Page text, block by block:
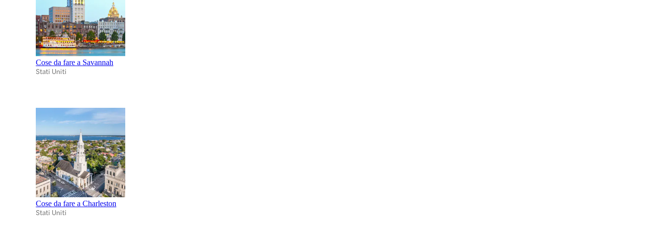
Cose da fare a Savannah
Stati Uniti
Cose da fare a Charleston
Stati Uniti